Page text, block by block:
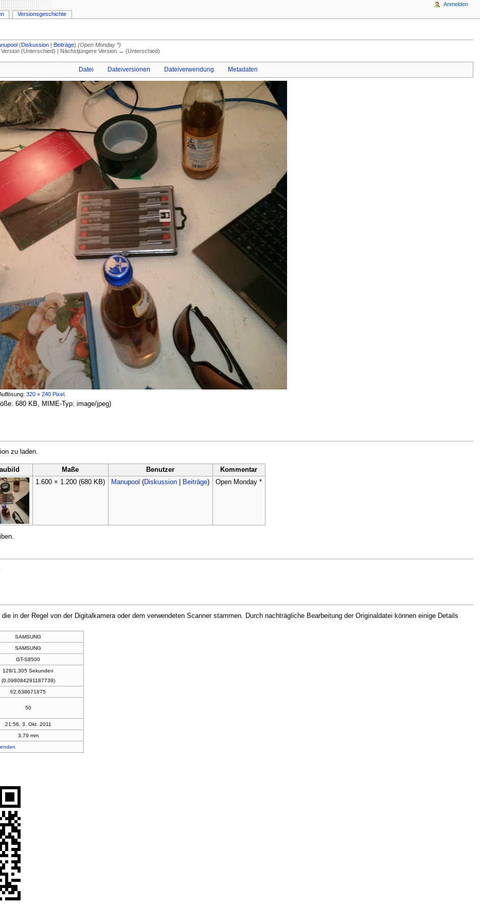
(Diskussion |Beiträge) (Open Monday *)
(Unterschied) | Nächstjüngere Version → (Unterschied)
Datei
Dateiversionen Dateiverwendung Metadaten
320 × 240 Pixel.
680 KB, MIME-Typ: image/jpeg)
zu laden.
Maße Benutzer
Kommentar
1.600 × 1.200 (680 KB) Manupool (Diskussion| Beiträge) Open Monday *
in der Regel von der Digitalkamera oder dem verwendeten Scanner stammen. Durch nachträgliche Bearbeitung der Originaldatei können einige Details
SAMSUNG
SAMSUNG
GT-S8500
128/1.305 Sekunden
(0,098084291187739)
f/2,638671875
50
21:56, 3. Okt. 2011
3,79 mm
Versionsgeschichte
Anmelden